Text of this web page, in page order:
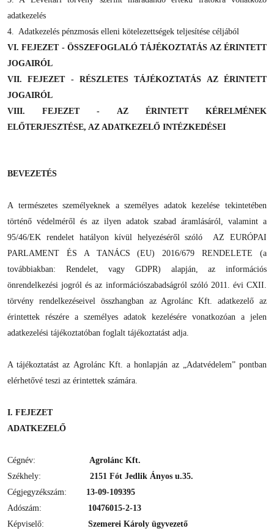
adatkezelés
4. Adatkezelés pénzmosás elleni kötelezettségek teljesítése céljából
VI. FEJEZET - ÖSSZEFOGLALÓ TÁJÉKOZTATÁS AZ ÉRINTETT
JOGAIRÓL
VII. FEJEZET - RÉSZLETES TÁJÉKOZTATÁS AZ ÉRINTETT
JOGAIRÓL
VIII. FEJEZET - AZ ÉRINTETT KÉRELMÉNEK
ELŐTERJESZTÉSE, AZ ADATKEZELŐ INTÉZKEDÉSEI
BEVEZETÉS
A természetes személyeknek a személyes adatok kezelése tekintetében
történő védelméről és az ilyen adatok szabad áramlásáról, valamint a
95/46/EK rendelet hatályon kívül helyezéséről szóló AZ EURÓPAI
PARLAMENT ÉS A TANÁCS (EU) 2016/679 RENDELETE (a
továbbiakban: Rendelet, vagy GDPR) alapján, az információs
önrendelkezési jogról és az információszabadságról szóló 2011. évi CXII.
törvény rendelkezéseivel összhangban az Agrolánc Kft. adatkezelő az
érintettek részére a személyes adatok kezelésére vonatkozóan a jelen
adatkezelési tájékoztatóban foglalt tájékoztatást adja.
A tájékoztatást az Agrolánc Kft. a honlapján az „Adatvédelem” pontban
elérhetővé teszi az érintettek számára.
I. FEJEZET
ADATKEZELŐ
Cégnév: Agrolánc Kft.
Székhely: 2151 Fót Jedlik Ányos u.35.
Cégjegyzékszám: 13-09-109395
Adószám: 10476015-2-13
Képviselő: Szemerei Károly ügyvezető